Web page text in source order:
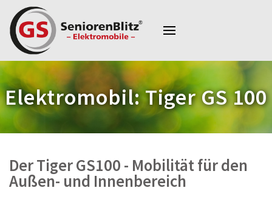
Elektromobil: Tiger GS 100
Der Tiger GS100 - Mobilität für den
Außen- und Innenbereich